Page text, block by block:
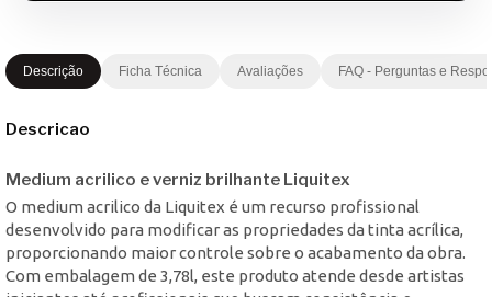
Descrição Ficha Técnica Avaliações FAQ - Perguntas e
Descricao
Medium acrilico e verniz brilhante Liquitex
O medium acrilico da Liquitex é um recurso profissional
desenvolvido para modificar as propriedades da tinta acrílica,
proporcionando maior controle sobre o acabamento da obra.
Com embalagem de 3,78l, este produto atende desde artistas